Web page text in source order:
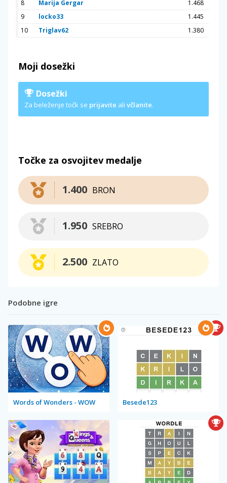
8
Marija Gergar
1.468
9
locko33
1.445
10
Triglav62 1.380
Moji dosežki
Dosežki
Za beleženje točk se prijavite ali včlanite.
Točke za osvojitev medalje
BRON
1.400
SREBRO
1.950
ZLATO
2.500
Podobne igre
Words of Wonders - WOW Besede123